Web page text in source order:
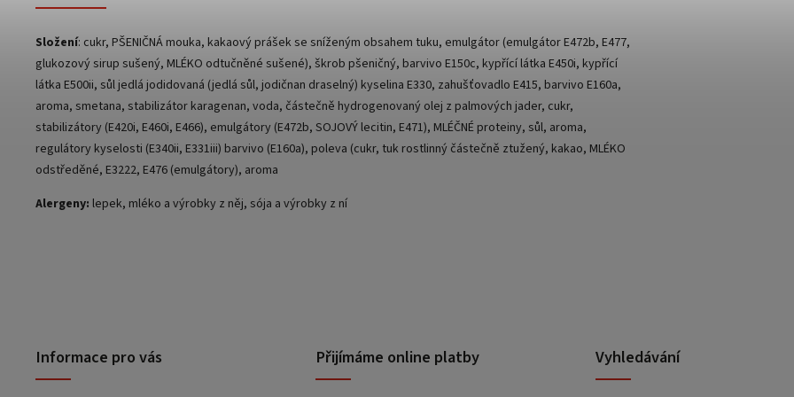
Složení: cukr, PŠENIČNÁ mouka, kakaový prášek se sníženým obsahem tuku, emulgátor (emulgátor E472b, E477,
glukozový sirup sušený, MLÉKO odtučněné sušené), škrob pšeničný, barvivo E150c, kypřící látka E450i, kypřící
látka E500ii, sůl jedlá jodidovaná (jedlá sůl, jodičnan draselný) kyselina E330, zahušťovadlo E415, barvivo E160a,
aroma, smetana, stabilizátor karagenan, voda, částečně hydrogenovaný olej z palmových jader, cukr,
stabilizátory (E420i, E460i, E466), emulgátory (E472b, SOJOVÝ lecitin, E471), MLÉČNÉ proteiny, sůl, aroma,
regulátory kyselosti (E340ii, E331iii) barvivo (E160a), poleva (cukr, tuk rostlinný částečně ztužený, kakao, MLÉKO
odstředěné, E3222, E476 (emulgátory), aroma
Alergeny: lepek, mléko a výrobky z něj, sója a výrobky z ní
Informace pro vás Přijímáme online platby Vyhledávání